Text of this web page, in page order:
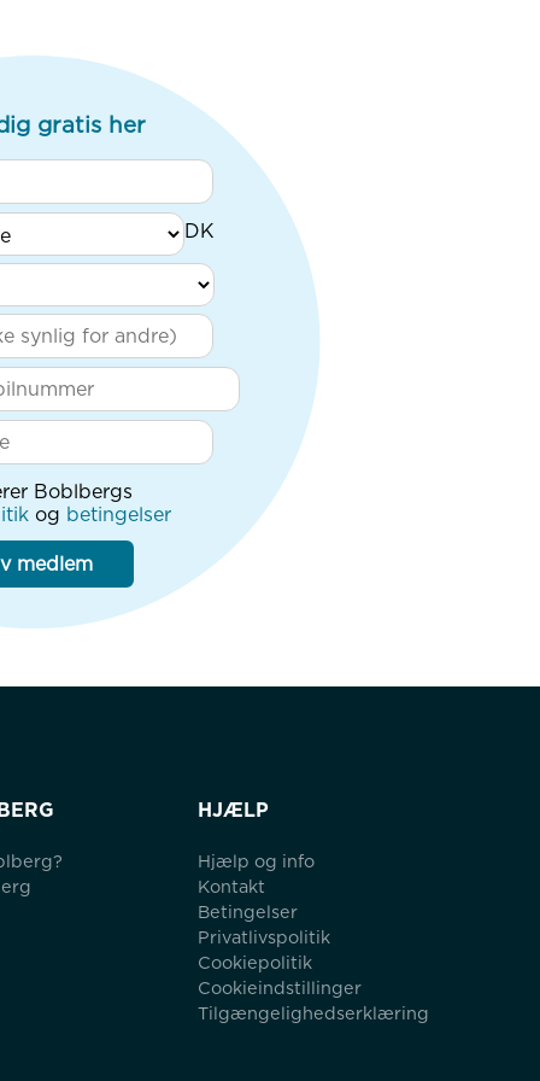
gratis her
Boblbergs
og betingelser
medlem
HJÆLP
Hjælp og info
Kontakt
Betingelser
Privatlivspolitik
Cookiepolitik
Cookieindstillinger
Tilgængelighedserklæring